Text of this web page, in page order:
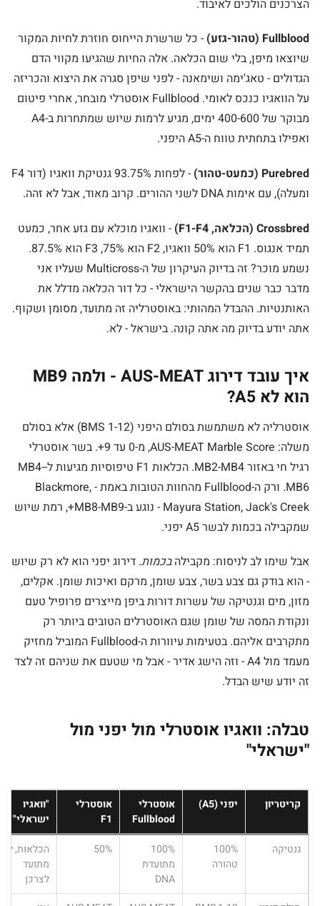
הצרכנים הולכים לאיבוד.
Fullblood (טהור-גזע)
- כל שרשרת הייחוס חוזרת לחיות המקור
שיוצאו מיפן, בלי שום הכלאה. אלה החיות שהגיעו מקווי הדם
הגדולים - טאג'ימה ושימאנה - לפני שיפן סגרה את היצוא והכריזה
על הוואגיו כנכס לאומי. Fullblood אוסטרלי מובחר, אחרי פיטום
מבוקר של 400-600 ימים, מגיע לרמות שיוש שמתחרות ב-A4
ואפילו בתחתית טווח ה-A5 היפני.
Purebred (כמעט-טהור)
- לפחות 93.75% גנטיקת וואגיו (דור F4
ומעלה), עם אימות DNA לשני ההורים. קרוב מאוד, אבל לא זהה.
Crossbred (הכלאה, F1-F4)
- וואגיו מוכלא עם גזע אחר, כמעט
תמיד אנגוס. F1 הוא 50% וואגיו, F2 הוא 75%, F3 הוא 87.5%.
נשמע מוכר? זה בדיוק העיקרון של ה-Multicross שעליו אני
מדבר כבר שנים בהקשר הישראלי - כל דור הכלאה מדלל את
האותנטיות. ההבדל המהותי: באוסטרליה זה מתועד, מסומן ושקוף.
אתה יודע בדיוק מה אתה קונה. בישראל - לא.
איך עובד דירוג AUS-MEAT - ולמה MB9
הוא לא A5?
אוסטרליה לא משתמשת בסולם היפני (BMS 1-12) אלא בסולם
משלה: AUS-MEAT Marble Score, מ-0 עד 9+. בשר אוסטרלי
רגיל חי באזור MB2-MB4. הכלאות F1 טיפוסיות מגיעות ל-MB4-
MB6. ורק ה-Fullblood מהחוות הטובות באמת - Blackmore,
Mayura Station, Jack's Creek - נוגע ב-MB8-MB9+, רמת שיוש
שמקבילה בכמות לבשר A5 יפני.
אבל שימו לב לניסוח: מקבילהבכמות. דירוג יפני הוא לא רק שיוש
- הוא בודק גם צבע בשר, צבע שומן, מרקם ואיכות שומן. אקלים,
מזון, מים וגנטיקה של עשרות דורות ביפן מייצרים פרופיל טעם
ונקודת המסה של שומן שגם האוסטרלים הטובים ביותר רק
מתקרבים אליהם. בטעימות עיוורות ה-Fullblood המוביל מחזיק
מעמד מול A4 - וזה הישג אדיר - אבל מי שטעם את שניהם זה לצד
זה יודע שיש הבדל.
טבלה: וואגיו אוסטרלי מול יפני מול
"ישראלי"
קריטריון יפני (A5)
אוסטרלי
Fullblood
אוסטרלי
F1
"וואגיו
ישראלי"
גנטיקה
100%
טהורה
100%
מתועדת
DNA
50%
הכלאות, לא
מתועד
לצרכן